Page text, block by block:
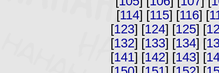
[114] [115] [116] [
[123] [124] [125] [
[132] [133] [134] [
[141] [142] [143] [